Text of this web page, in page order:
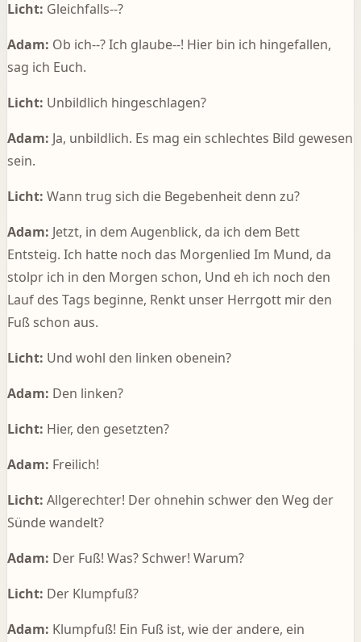
Licht: Gleichfalls--?
Adam: Ob ich--? Ich glaube--! Hier bin ich hingefallen,
sag ich Euch.
Licht: Unbildlich hingeschlagen?
Adam: Ja, unbildlich. Es mag ein schlechtes Bild gewesen
sein.
Licht: Wann trug sich die Begebenheit denn zu?
Adam: Jetzt, in dem Augenblick, da ich dem Bett
Entsteig. Ich hatte noch das Morgenlied Im Mund, da
stolpr ich in den Morgen schon, Und eh ich noch den
Lauf des Tags beginne, Renkt unser Herrgott mir den
Fuß schon aus.
Licht: Und wohl den linken obenein?
Adam: Den linken?
Licht: Hier, den gesetzten?
Adam: Freilich!
Licht: Allgerechter! Der ohnehin schwer den Weg der
Sünde wandelt?
Adam: Der Fuß! Was? Schwer! Warum?
Licht: Der Klumpfuß?
Adam: Klumpfuß! Ein Fuß ist, wie der andere, ein